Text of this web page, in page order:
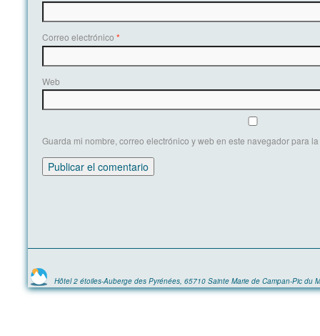
Correo electrónico *
Web
Guarda mi nombre, correo electrónico y web en este navegador para
Hôtel 2 étoiles-Auberge des Pyrénées, 65710 Sainte Marie de Campan-Pic du